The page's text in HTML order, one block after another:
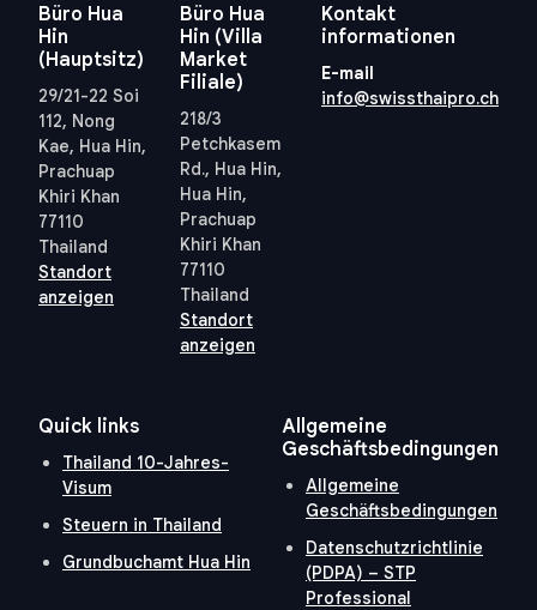
Büro Hua
Hin
(Hauptsitz)
29/21-22 Soi
112, Nong
Kae, Hua Hin,
Prachuap
Khiri Khan
77110
Thailand
Standort
anzeigen
Büro Hua
Hin (Villa
Market
Filiale)
218/3
Petchkasem
Rd., Hua Hin,
Hua Hin,
Prachuap
Khiri Khan
77110
Thailand
Standort
anzeigen
Kontakt
informationen
E-mail
info@swissthaipro.ch
Quick links
Thailand 10-Jahres-
Visum
Steuern in Thailand
Grundbuchamt Hua Hin
Allgemeine
Geschäftsbedingungen
Allgemeine
Geschäftsbedingungen
Datenschutzrichtlinie
(PDPA) – STP
Professional